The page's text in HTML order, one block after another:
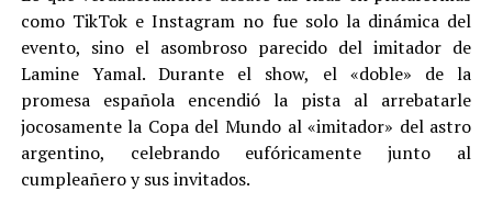
como TikTok e Instagram no fue solo la dinámica del
evento, sino el asombroso parecido del imitador de
Lamine Yamal. Durante el show, el «doble» de la
promesa española encendió la pista al arrebatarle
jocosamente la Copa del Mundo al «imitador» del astro
argentino, celebrando eufóricamente junto al
cumpleañero y sus invitados.